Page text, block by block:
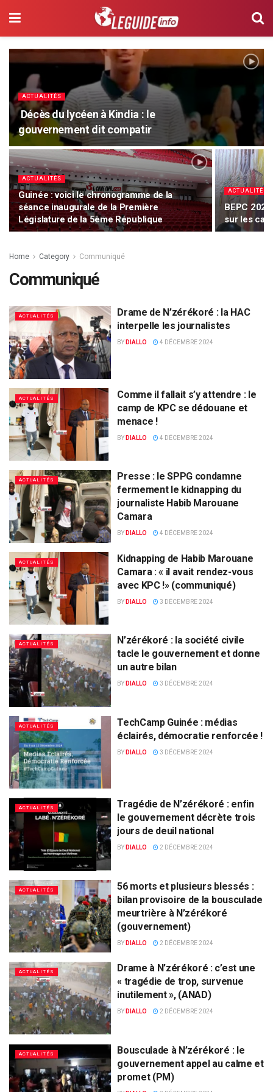
ACTUALITÉS
Décès du lycéen à Kindia : le
gouvernement dit compatir
ACTUALITÉS
Guinée : voici le chronogramme de la
séance inaugurale de la Première
Législature de la 5ème République
ACTUALITÉS
BEPC
sur les
Home Category Communiqué
Communiqué
ACTUALITÉS
Drame de N’zérékoré : la HAC
interpelle les journalistes
BY DIALLO 4 DÉCEMBRE 2024
ACTUALITÉS
Comme il fallait s’y attendre : le
camp de KPC se dédouane et
menace !
BY DIALLO 4 DÉCEMBRE 2024
ACTUALITÉS
Presse : le SPPG condamne
fermement le kidnapping du
journaliste Habib Marouane
Camara
BY DIALLO 4 DÉCEMBRE 2024
ACTUALITÉS
Kidnapping de Habib Marouane
Camara : « il avait rendez-vous
avec KPC !» (communiqué)
BY DIALLO 3 DÉCEMBRE 2024
ACTUALITÉS
N’zérékoré : la société civile
tacle le gouvernement et donne
un autre bilan
BY DIALLO 3 DÉCEMBRE 2024
ACTUALITÉS
TechCamp Guinée : médias
éclairés, démocratie renforcée !
BY DIALLO 3 DÉCEMBRE 2024
ACTUALITÉS
Tragédie de N’zérékoré : enfin
le gouvernement décrète trois
jours de deuil national
BY DIALLO 2 DÉCEMBRE 2024
ACTUALITÉS
56 morts et plusieurs blessés :
bilan provisoire de la bousculade
meurtrière à N’zérékoré
(gouvernement)
BY DIALLO 2 DÉCEMBRE 2024
ACTUALITÉS
Drame à N’zérékoré : c’est une
« tragédie de trop, survenue
inutilement », (ANAD)
BY DIALLO 2 DÉCEMBRE 2024
ACTUALITÉS
Bousculade à N’zérékoré : le
gouvernement appel au calme et
promet (PM)